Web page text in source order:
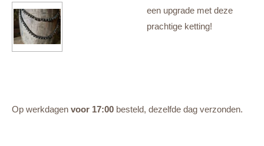
een upgrade met deze
prachtige ketting!
Op werkdagen voor 17:00 besteld, dezelfde dag verzonden.